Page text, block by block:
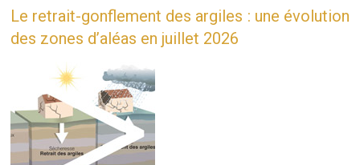
Le retrait-gonflement des argiles : une évolution
des zones d’aléas en juillet 2026